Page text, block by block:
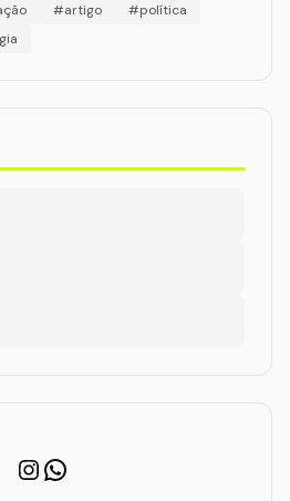
#artigo
#política
Instagram
WhatsApp